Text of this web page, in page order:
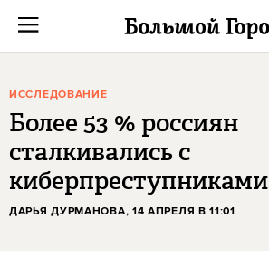
ИССЛЕДОВАНИЕ
Более 53 % россиян
сталкивались с
киберпреступниками
ДАРЬЯ ДУРМАНОВА, 14 АПРЕЛЯ В 11:01